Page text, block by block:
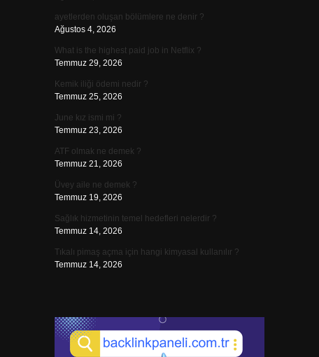
ayetlerden oluşan bölümlere ne denir ?
Ağustos 4, 2026
What is the highest paid job in Netflix ?
Temmuz 29, 2026
Kemik iliği ödemi nedir ?
Temmuz 25, 2026
June kız ismi mi ?
Temmuz 23, 2026
ATF olmak ne demek ?
Temmuz 21, 2026
Üvey aile ne demek ?
Temmuz 19, 2026
Sağlık hizmetinin temel hedefleri nelerdir ?
Temmuz 14, 2026
Tıkalı pimaş açma için hangi kimyasal kullanılır ?
Temmuz 14, 2026